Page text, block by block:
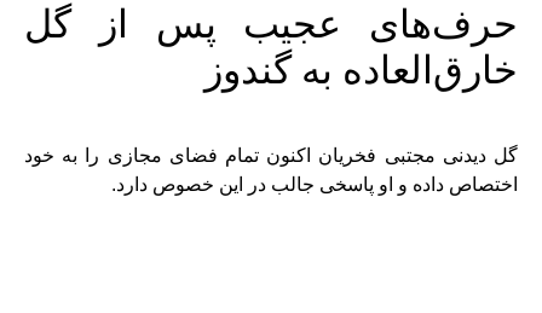
حرف‌های عجیب پس از گل
خارق‌العاده به گندوز
گل دیدنی مجتبی فخریان اکنون تمام فضای مجازی را به خود
اختصاص داده و او پاسخی جالب در این خصوص دارد.